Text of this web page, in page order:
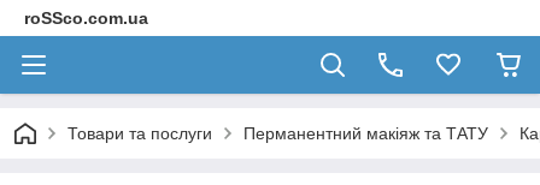
roSSco.com.ua
Товари та послуги Перманентний макіяж та ТАТУ